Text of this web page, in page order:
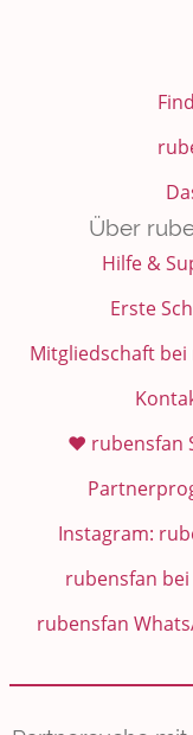
Über
Hilfe &
Erste
Mitgliedschaft
❤️ rubensfan
Instagram:
rubensfan
rubensfan